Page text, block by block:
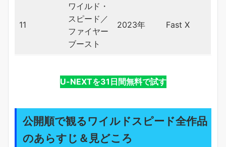
11
ワイルド・
スピード／
ファイヤー
ブースト
2023年 Fast X
U-NEXTを31日間無料で試す
公開順で観るワイルドスピード全作品
のあらすじ＆見どころ